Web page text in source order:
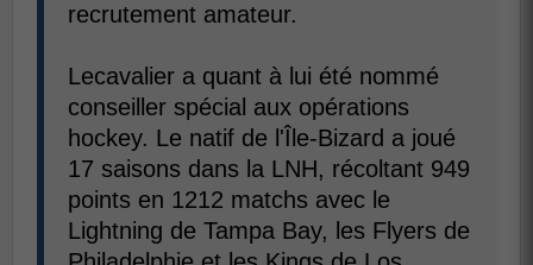
recrutement amateur.
Lecavalier a quant à lui été nommé
conseiller spécial aux opérations
hockey. Le natif de l'Île-Bizard a joué
17 saisons dans la LNH, récoltant 949
points en 1212 matchs avec le
Lightning de Tampa Bay, les Flyers de